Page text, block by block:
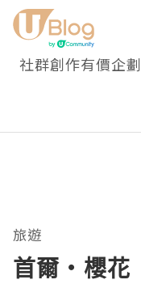
社群創作有價企劃
旅遊
首爾‧櫻花